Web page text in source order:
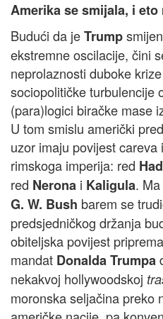
Amerika se smijala, i eto
Budući da jeTrump
ekstremne oscilacije, čini
neprolaznosti duboke
sociopolitičke turbulencije
(para)logici biračke mase
U tom smislu američki
uzor imaju povijest
rimskoga imperija: red
red Nerona i Kaligula.
G. W. Bush barem se
predsjedničkog držanja
obiteljska povijest
mandat Donalda Trumpa
nekakvoj hollywoodskoj
moronska seljačina preko